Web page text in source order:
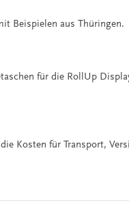
Beispielen aus Thüringen.
für die RollUp
Kosten für Transport,